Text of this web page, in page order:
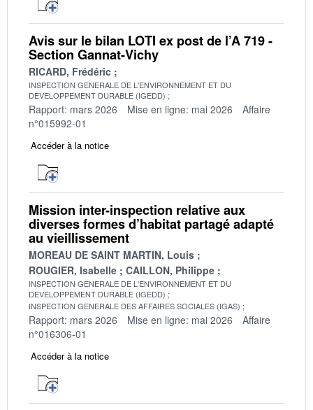
Avis sur le bilan LOTI ex post de l’A 719 -
Section Gannat-Vichy
RICARD, Frédéric
INSPECTION GENERALE DE L'ENVIRONNEMENT ET DU
DEVELOPPEMENT DURABLE (IGEDD)
Rapport: mars 2026 Mise en ligne: mai 2026
Affaire
n°015992-01
Accéder à la notice
Mission inter-inspection relative aux
diverses formes d’habitat partagé adapté
au vieillissement
MOREAU DE SAINT MARTIN, Louis
ROUGIER, Isabelle
CAILLON, Philippe
INSPECTION GENERALE DE L'ENVIRONNEMENT ET DU
DEVELOPPEMENT DURABLE (IGEDD)
INSPECTION GENERALE DES AFFAIRES SOCIALES (IGAS)
Rapport: mars 2026 Mise en ligne: mai 2026
Affaire
n°016306-01
Accéder à la notice